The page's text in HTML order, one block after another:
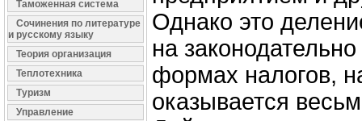
Таможенная система
Сочинения по литературе
и русскому языку
Теория организация
Теплотехника
Туризм
Управление
Однако это
на
формах налогов,
оказывается